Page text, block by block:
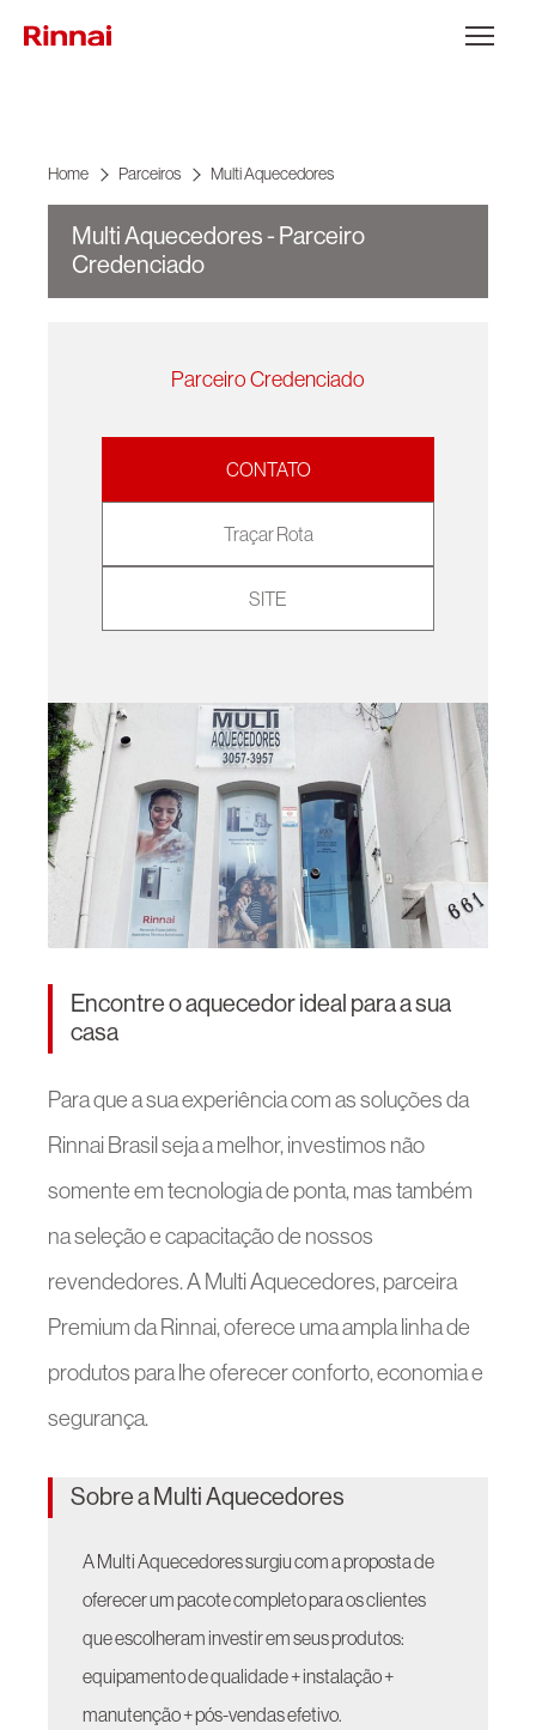
Abrir Menu
Home Parceiros Multi Aquecedores
Multi Aquecedores - Parceiro
Credenciado
Parceiro Credenciado
CONTATO
Traçar Rota
SITE
Encontre o aquecedor ideal para a sua
casa
Para que a sua experiência com as soluções da
Rinnai Brasil seja a melhor, investimos não
somente em tecnologia de ponta, mas também
na seleção e capacitação de nossos
revendedores. A Multi Aquecedores, parceira
Premium da Rinnai, oferece uma ampla linha de
produtos para lhe oferecer conforto, economia e
segurança.
Sobre a Multi Aquecedores
A Multi Aquecedores surgiu com a proposta de
oferecer um pacote completo para os clientes
que escolheram investir em seus produtos:
equipamento de qualidade + instalação +
manutenção + pós-vendas efetivo.